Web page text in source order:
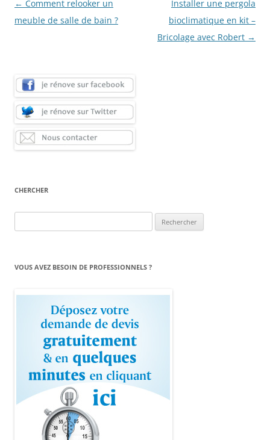
Navigation
des
← Comment relooker un
meuble de salle de bain ?
Installer une pergola
bioclimatique en kit –
Bricolage avec Robert →
CHERCHER
VOUS AVEZ BESOIN DE PROFESSIONNELS ?